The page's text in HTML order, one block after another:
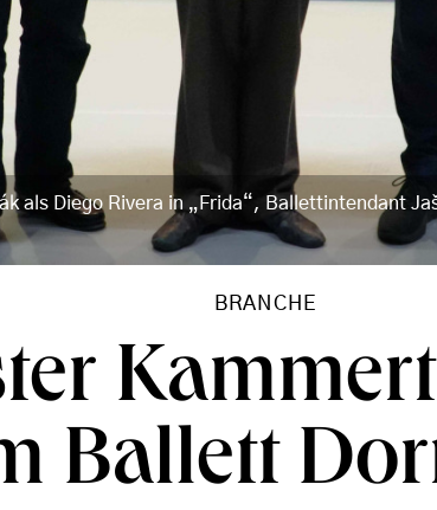
als Diego Rivera in „Frida“, Ballettintendant
BRANCHE
Ballett